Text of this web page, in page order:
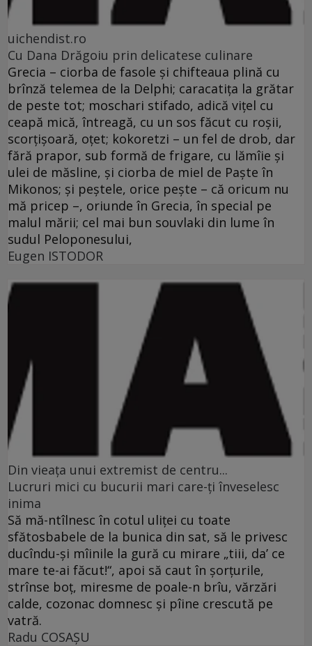
uichendist.ro
Cu Dana Drăgoiu prin delicatese culinare
Grecia – ciorba de fasole şi chifteaua plină cu
brînză telemea de la Delphi; caracatiţa la grătar
de peste tot; moschari stifado, adică viţel cu
ceapă mică, întreagă, cu un sos făcut cu roşii,
scorţişoară, oţet; kokoretzi – un fel de drob, dar
fără prapor, sub formă de frigare, cu lămîie şi
ulei de măsline, şi ciorba de miel de Paşte în
Mikonos; şi peştele, orice peşte – că oricum nu
mă pricep –, oriunde în Grecia, în special pe
malul mării; cel mai bun souvlaki din lume în
sudul Peloponesului,
Eugen ISTODOR
Din vieaţa unui extremist de centru...
Lucruri mici cu bucurii mari care-ţi înveselesc
inima
Să mă-ntîlnesc în cotul uliţei cu toate
sfătosbabele de la bunica din sat, să le privesc
ducîndu-şi mîinile la gură cu mirare „tiii, da’ ce
mare te-ai făcut!“, apoi să caut în şorţurile,
strînse boţ, miresme de poale-n brîu, vărzări
calde, cozonac domnesc şi pîine crescută pe
vatră.
Radu COSAŞU